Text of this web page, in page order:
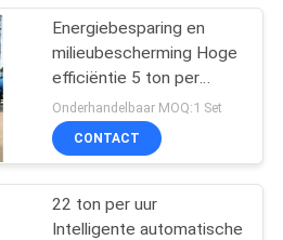
24
Energiebesparing en
milieubescherming Hoge
efficiëntie 5 ton per
batch draagbare
graandrogers voor maïs
Onderhandelbaar MOQ:1 Set
CONTACT
22 ton per uur
Intelligente automatische